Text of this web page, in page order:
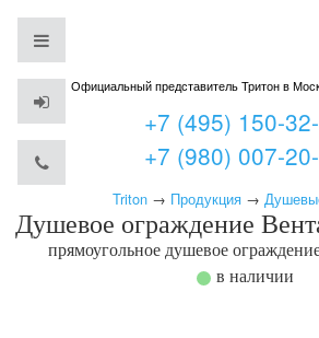
Официальный представитель Тритон в
+7 (495) 150-
+7 (980) 007-
Triton → Продукция →
Душевое ограждение
прямоугольное душевое
в наличии